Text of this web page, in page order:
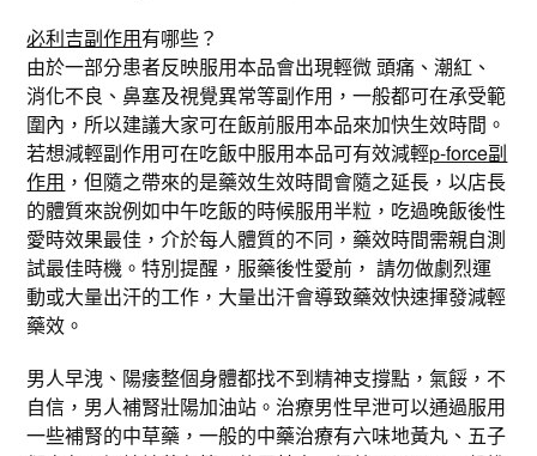
必利吉副作用有哪些？
由於一部分患者反映服用本品會出現輕微 頭痛、潮紅、
消化不良、鼻塞及視覺異常等副作用，一般都可在承受範
圍內，所以建議大家可在飯前服用本品來加快生效時間。
若想減輕副作用可在吃飯中服用本品可有效減輕p-force副
作用 ，但隨之帶來的是藥效生效時間會隨之延長，以店長
的體質來說例如中午吃飯的時候服用半粒，吃過晚飯後性
愛時效果最佳，介於每人體質的不同，藥效時間需親自測
試最佳時機。特別提醒，服藥後性愛前， 請勿做劇烈運
動或大量出汗的工作，大量出汗會導致藥效快速揮發減輕
藥效。
男人早洩、陽痿整個身體都找不到精神支撐點，氣餒，不
自信，男人補腎壯陽加油站。治療男性早泄可以通過服用
一些補腎的中草藥，一般的中藥治療有六味地黃丸、五子